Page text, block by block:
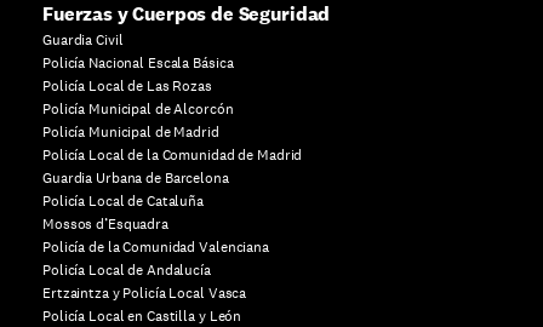
Fuerzas y Cuerpos de Seguridad
Guardia Civil
Policía Nacional Escala Básica
Policía Local de Las Rozas
Policía Municipal de Alcorcón
Policía Municipal de Madrid
Policía Local de la Comunidad de Madrid
Guardia Urbana de Barcelona
Policía Local de Cataluña
Mossos d’Esquadra
Policía de la Comunidad Valenciana
Policía Local de Andalucía
Ertzaintza y Policía Local Vasca
Policía Local en Castilla y León